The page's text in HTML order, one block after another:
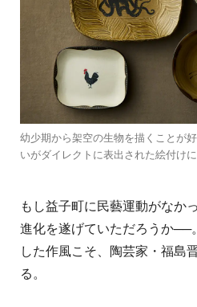
幼少期から架空の生物を描くことが
いがダイレクトに表出された絵付け
もし益子町に民藝運動がなか
進化を遂げていただろうか──
した作風こそ、陶芸家・福島
る。